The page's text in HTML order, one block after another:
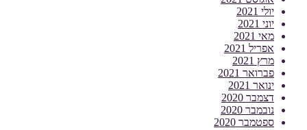
יולי 2021
יוני 2021
מאי 2021
אפריל 2021
מרץ 2021
פברואר 2021
ינואר 2021
דצמבר 2020
נובמבר 2020
ספטמבר 2020